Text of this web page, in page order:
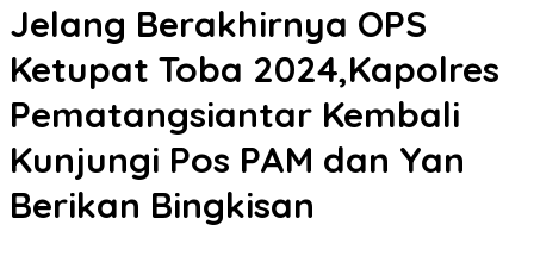
Jelang Berakhirnya OPS
Ketupat Toba 2024,Kapolres
Pematangsiantar Kembali
Kunjungi Pos PAM dan Yan
Berikan Bingkisan